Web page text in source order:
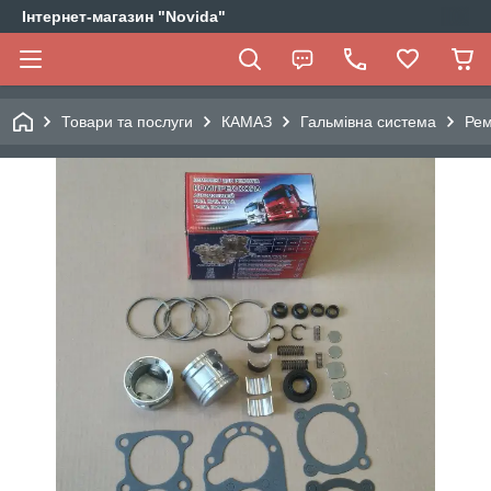
Інтернет-магазин "Novida"
Товари та послуги КАМАЗ Гальмівна система